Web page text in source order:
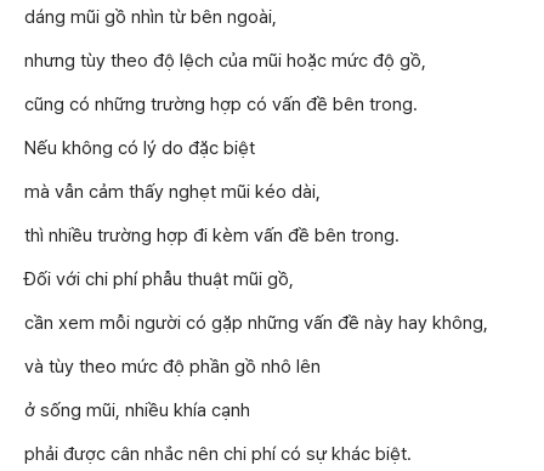
dáng mũi gồ nhìn từ bên ngoài,
nhưng tùy theo độ lệch của mũi hoặc mức độ gồ,
cũng có những trường hợp có vấn đề bên trong.
Nếu không có lý do đặc biệt
mà vẫn cảm thấy nghẹt mũi kéo dài,
thì nhiều trường hợp đi kèm vấn đề bên trong.
Đối với chi phí phẫu thuật mũi gồ,
cần xem mỗi người có gặp những vấn đề này hay không,
và tùy theo mức độ phần gồ nhô lên
ở sống mũi, nhiều khía cạnh
phải được cân nhắc nên chi phí có sự khác biệt.